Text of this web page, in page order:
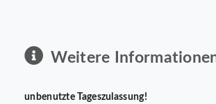
Weitere
unbenutzte Tageszulassung!